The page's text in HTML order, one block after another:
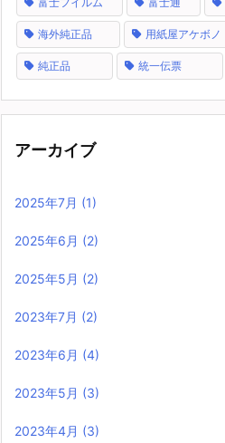
海外純正品 用紙屋アケボノ
純正品 統一伝票
アーカイブ
2025年7月 (1)
2025年6月 (2)
2025年5月 (2)
2023年7月 (2)
2023年6月 (4)
2023年5月 (3)
2023年4月 (3)